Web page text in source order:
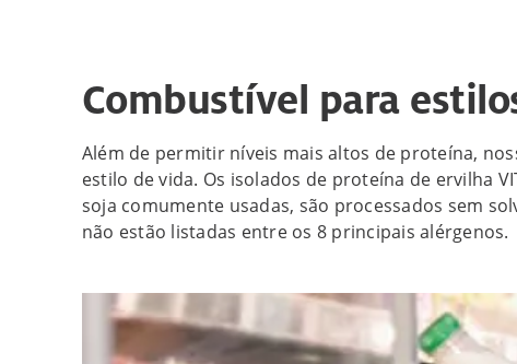
Combustível para
Além de permitir níveis mais altos de proteína,
estilo de vida. Os isolados de proteína de ervilha
soja comumente usadas, são processados sem
não estão listadas entre os 8 principais alérgenos.